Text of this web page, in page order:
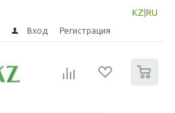
KZ RU
Вход Регистрация